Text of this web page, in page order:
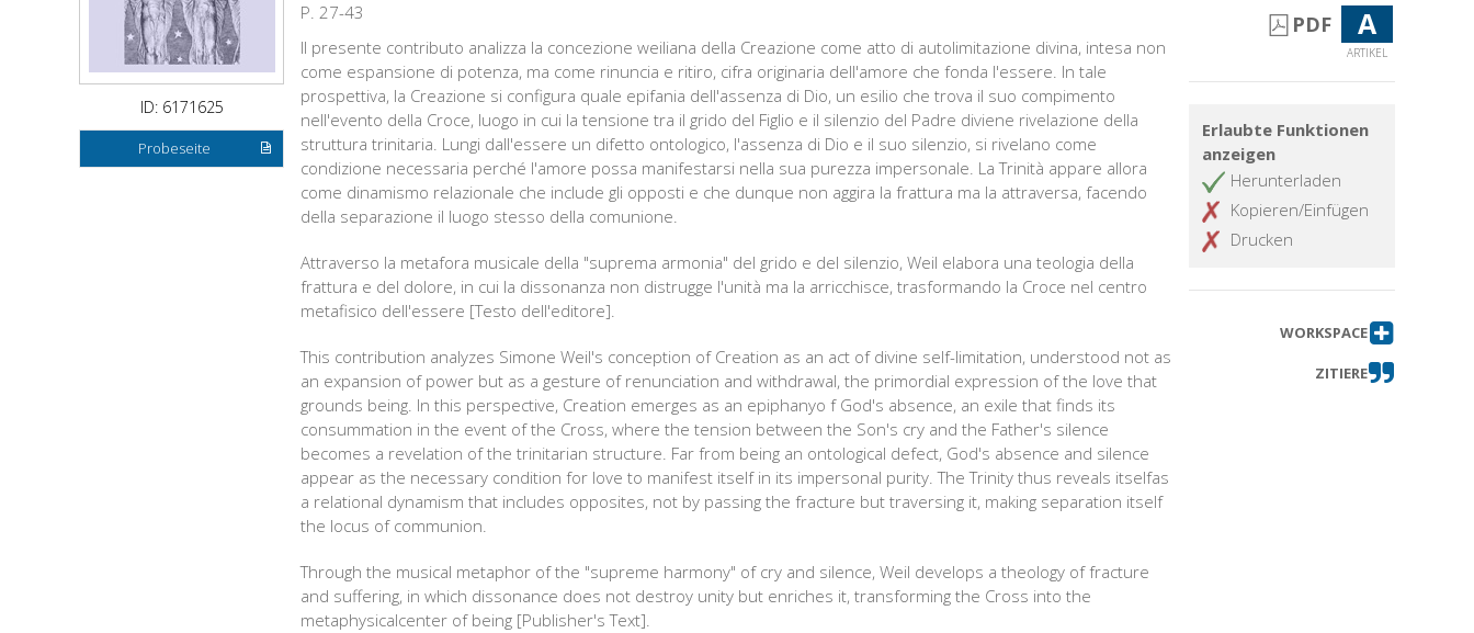
ID: 6171625
Probeseite
P. 27-43
Il presente contributo analizza la concezione weiliana della Creazione come atto di autolimitazione divina, intesa non
come espansione di potenza, ma come rinuncia e ritiro, cifra originaria dell'amore che fonda l'essere. In tale
prospettiva, la Creazione si configura quale epifania dell'assenza di Dio, un esilio che trova il suo compimento
nell'evento della Croce, luogo in cui la tensione tra il grido del Figlio e il silenzio del Padre diviene rivelazione della
struttura trinitaria. Lungi dall'essere un difetto ontologico, l'assenza di Dio e il suo silenzio, si rivelano come
condizione necessaria perché l'amore possa manifestarsi nella sua purezza impersonale. La Trinità appare allora
come dinamismo relazionale che include gli opposti e che dunque non aggira la frattura ma la attraversa, facendo
della separazione il luogo stesso della comunione.
Attraverso la metafora musicale della "suprema armonia" del grido e del silenzio, Weil elabora una teologia della
frattura e del dolore, in cui la dissonanza non distrugge l'unità ma la arricchisce, trasformando la Croce nel centro
metafisico dell'essere [Testo dell'editore].
This contribution analyzes Simone Weil's conception of Creation as an act of divine self-limitation, understood not as
an expansion of power but as a gesture of renunciation and withdrawal, the primordial expression of the love that
grounds being. In this perspective, Creation emerges as an epiphanyo f God's absence, an exile that finds its
consummation in the event of the Cross, where the tension between the Son's cry and the Father's silence
becomes a revelation of the trinitarian structure. Far from being an ontological defect, God's absence and silence
appear as the necessary condition for love to manifest itself in its impersonal purity. The Trinity thus reveals itselfas
a relational dynamism that includes opposites, not by passing the fracture but traversing it, making separation itself
the locus of communion.
Through the musical metaphor of the "supreme harmony" of cry and silence, Weil develops a theology of fracture
and suffering, in which dissonance does not destroy unity but enriches it, transforming the Cross into the
metaphysicalcenter of being [Publisher's Text].
PDF A
ARTIKEL
Erlaubte Funktionen
anzeigen
Herunterladen
Kopieren/Einfügen
Drucken
WORKSPACE
ZITIERE